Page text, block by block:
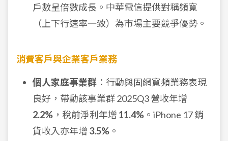
戶數呈倍數成長。中華電信提供對稱頻寬
（上下行速率一致）為市場主要競爭優勢。
消費客戶與企業客戶業務
個人家庭事業群 ：行動與固網寬頻業務表現
良好，帶動該事業群 2025Q3 營收年增
2.2% ，稅前淨利年增 11.4% 。iPhone 17 銷
貨收入亦年增 3.5% 。